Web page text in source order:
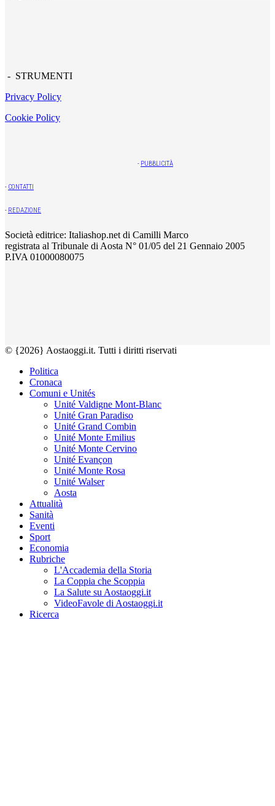
- STRUMENTI
Privacy Policy
Cookie Policy
- PUBBLICITÀ
- CONTATTI
- REDAZIONE
Società editrice: Italiashop.net di Camilli Marco
registrata al Tribunale di Aosta N° 01/05 del 21 Gennaio 2005
P.IVA 01000080075
© {2026} Aostaoggi.it. Tutti i diritti riservati
Politica
Cronaca
Comuni e Unités
Unité Valdigne Mont-Blanc
Unité Gran Paradiso
Unité Grand Combin
Unité Monte Emilius
Unité Monte Cervino
Unité Evançon
Unité Monte Rosa
Unité Walser
Aosta
Attualità
Sanità
Eventi
Sport
Economia
Rubriche
L'Accademia della Storia
La Coppia che Scoppia
La Salute su Aostaoggi.it
VideoFavole di Aostaoggi.it
Ricerca